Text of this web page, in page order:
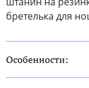
бретелька для
Особенности: